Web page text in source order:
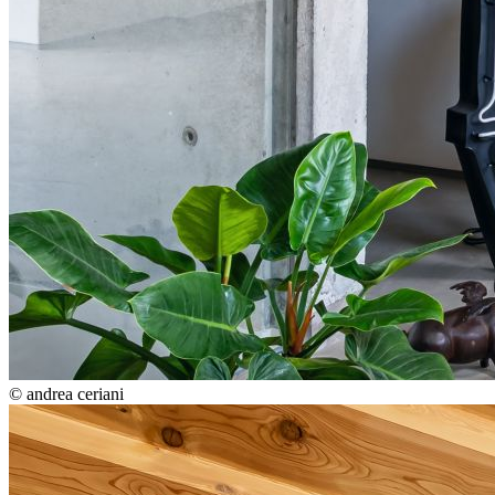
© andrea ceriani